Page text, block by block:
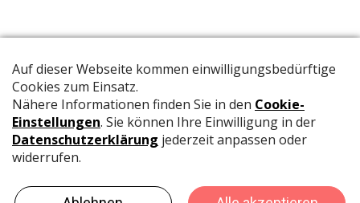
Die offizielle Publikation der Schweizer Papeterien informiert
Meldungen aus der Branche.